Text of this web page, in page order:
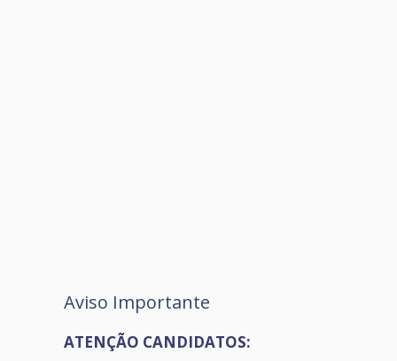
Aviso Importante
ATENÇÃO CANDIDATOS: